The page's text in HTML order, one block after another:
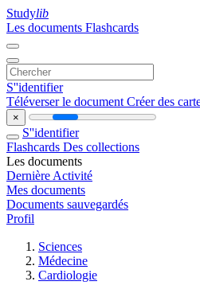
Studylib
Les documents Flashcards
S''identifier
Téléverser le document Créer des
×
S''identifier
Flashcards Des collections
Les documents
Dernière Activité
Mes documents
Documents sauvegardés
Profil
Sciences
Médecine
Cardiologie